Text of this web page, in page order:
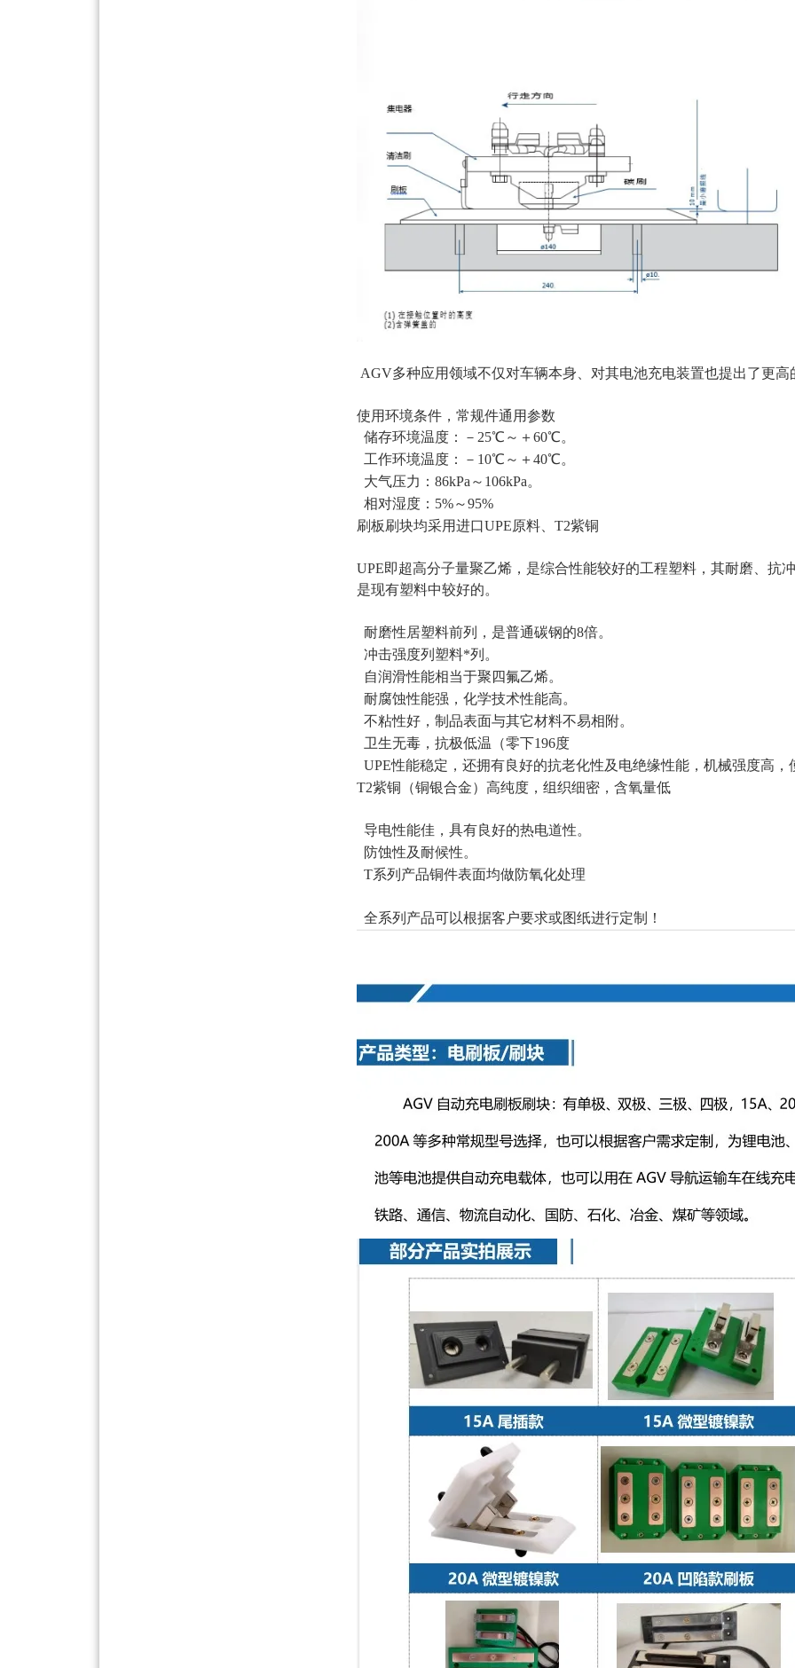
AGV多种应用领域不仅对车辆本身、对其电池充电装置也提出了更高
使用环境条件，常规件通用参数
储存环境温度：－25℃～＋60℃。
工作环境温度：－10℃～＋40℃。
大气压力：86kPa～106kPa。
相对湿度：5%～95%
刷板刷块均采用进口UPE原料、T2紫铜
UPE即超高分子量聚乙烯，是综合性能较好的工程塑料，其耐磨、抗
是现有塑料中较好的。
耐磨性居塑料前列，是普通碳钢的8倍。
冲击强度列塑料*列。
自润滑性能相当于聚四氟乙烯。
耐腐蚀性能强，化学技术性能高。
不粘性好，制品表面与其它材料不易相附。
卫生无毒，抗极低温（零下196度
UPE性能稳定，还拥有良好的抗老化性及电绝缘性能，机械强度高，
T2紫铜（铜银合金）高纯度，组织细密，含氧量低
导电性能佳，具有良好的热电道性。
防蚀性及耐候性。
T系列产品铜件表面均做防氧化处理
全系列产品可以根据客户要求或图纸进行定制！